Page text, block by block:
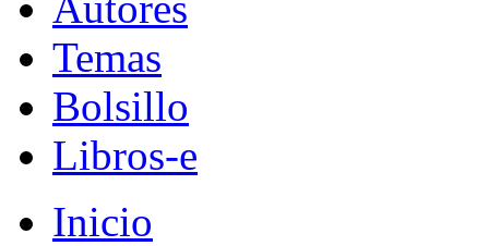
Temas
Bolsillo
Libros-e
Inicio